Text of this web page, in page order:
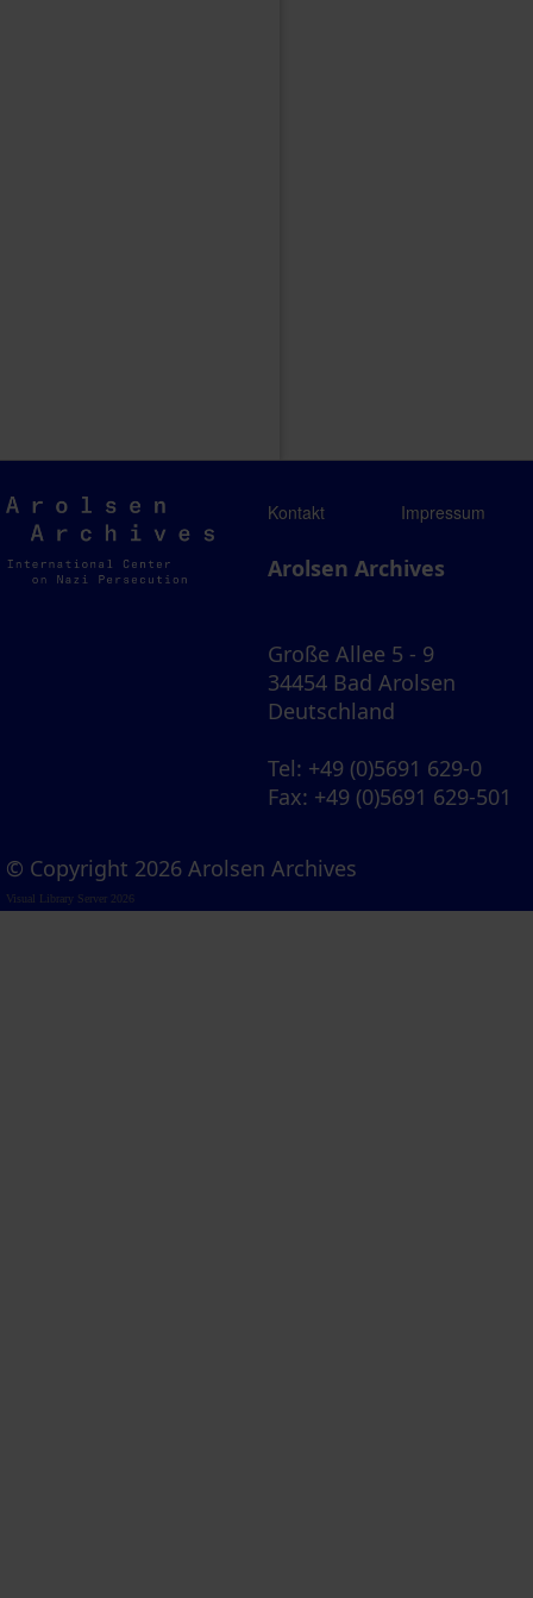
Arolsen
Archives
Kontakt Impressum
Arolsen Archives
Große Allee 5 - 9
34454 Bad Arolsen
Deutschland
Tel: +49 (0)5691 629-0
Fax: +49 (0)5691 629-501
© Copyright 2026 Arolsen Archives
Visual Library Server 2026